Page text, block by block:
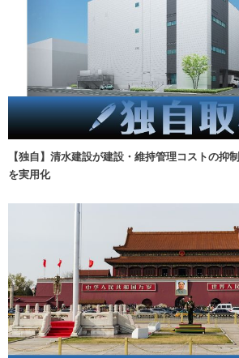
【独自】清水建設が建設・維持管理コストの抑
を実用化